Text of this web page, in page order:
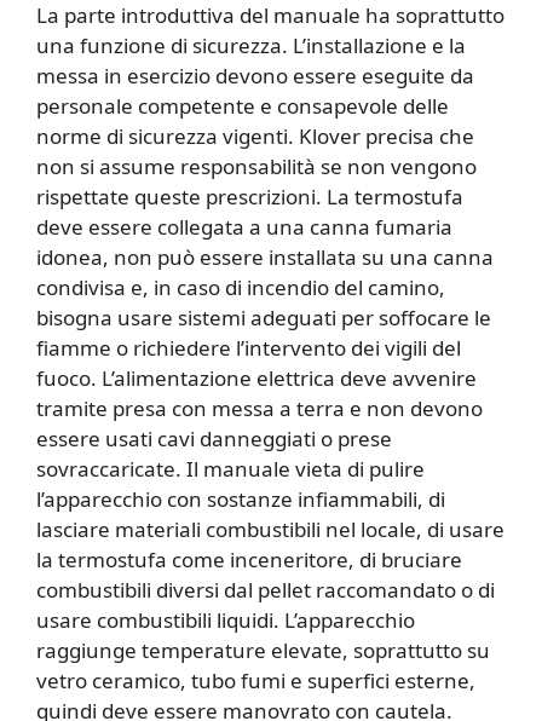
La parte introduttiva del manuale ha soprattutto
una funzione di sicurezza. L’installazione e la
messa in esercizio devono essere eseguite da
personale competente e consapevole delle
norme di sicurezza vigenti. Klover precisa che
non si assume responsabilità se non vengono
rispettate queste prescrizioni. La termostufa
deve essere collegata a una canna fumaria
idonea, non può essere installata su una canna
condivisa e, in caso di incendio del camino,
bisogna usare sistemi adeguati per soffocare le
fiamme o richiedere l’intervento dei vigili del
fuoco. L’alimentazione elettrica deve avvenire
tramite presa con messa a terra e non devono
essere usati cavi danneggiati o prese
sovraccaricate. Il manuale vieta di pulire
l’apparecchio con sostanze infiammabili, di
lasciare materiali combustibili nel locale, di usare
la termostufa come inceneritore, di bruciare
combustibili diversi dal pellet raccomandato o di
usare combustibili liquidi. L’apparecchio
raggiunge temperature elevate, soprattutto su
vetro ceramico, tubo fumi e superfici esterne,
quindi deve essere manovrato con cautela.